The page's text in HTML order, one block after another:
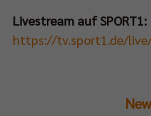
Livestream auf SPORT1:
https://tv.sport1.de/